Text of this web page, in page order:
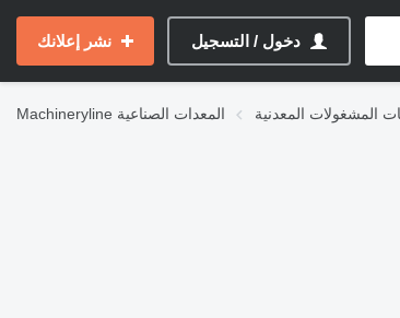
دخول / التسجيل نشر إعلانك
Machineryline المعدات الصناعية المشغولات المعدنية